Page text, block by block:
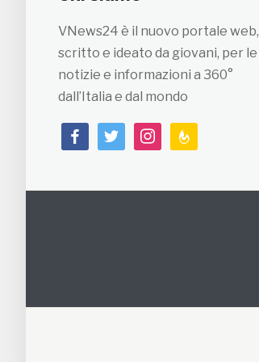
VNews24 è il nuovo portale web,
scritto e ideato da giovani, per le
notizie e informazioni a 360°
dall’Italia e dal mondo
facebooktwitterinstagramfeedburner